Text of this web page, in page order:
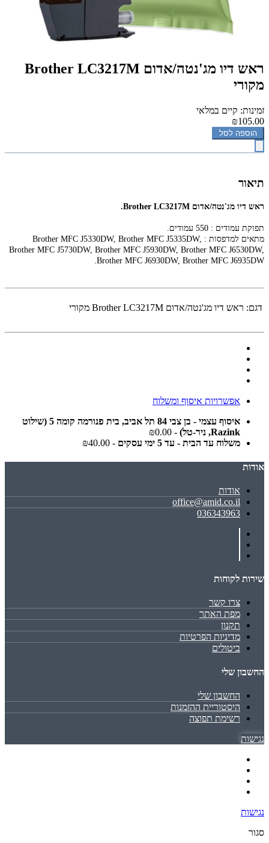
‏ראש דיו מג'נטה/אדום Brother LC3217M
מקורי
זמינות: קיים במלאי
₪105.00
הוספה לסל
תיאור
‏ראש דיו מג'נטה/אדום Brother LC3217M.
תפוקת עמודים : 550 עמודים.
מתאים למדפסות : Brother MFC J5330DW, Brother MFC J5335DW,
Brother MFC J5730DW, Brother MFC J5930DW, Brother MFC J6530DW,
Brother MFC J6930DW, Brother MFC J6935DW
.
דגם: ‏ראש דיו מג'נטה/אדום‏ Brother LC3217M מקורי
אפשרויות איסוף ומשלוח
איסוף עצמי - בן צבי 84 תל אביב, בית פנורמה קומה 5 (שילוט
Razink, ניר-טל)
- ₪0.00
משלוח עד הבית - עד 5 ימי עסקים
- ₪40.00
אודות
אודות
office@amid.co.il
036343963
שירות לקוחות
צרו קשר
מפת האתר
תקנון
מדיניות הפרטיות
ביטולים
החשבון שלי
החשבון שלי
היסטוריית ההזמנות
רשימת תפוצה
נגישות
נגישות
סגור